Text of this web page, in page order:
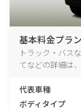
基本料金プラ
トラック・バス
てなどの詳細は
代表車種
ボディタイプ